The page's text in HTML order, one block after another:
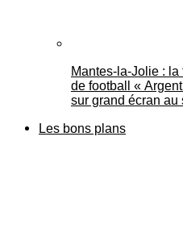
Mantes-la-Jolie :
de football «
sur grand écran au
Les bons plans